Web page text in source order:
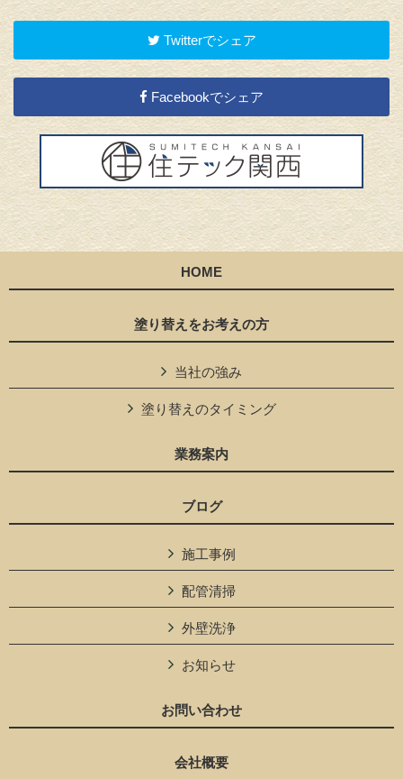
Twitterでシェア
Facebookでシェア
HOME
塗り替えをお考えの方
当社の強み
塗り替えのタイミング
業務案内
ブログ
施工事例
配管清掃
外壁洗浄
お知らせ
お問い合わせ
会社概要